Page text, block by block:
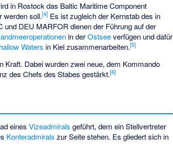
in Rostock das Baltic Maritime Component
werden soll.[4] Es ist zugleich der Kernstab des in
DEU MARFOR dienen der Führung auf der
in derOstseeverfügen und dafür
Waters in Kiel zusammenarbeiten.[5]
Kraft. Dabei wurden zwei neue, dem Kommando
des Chefs des Stabes gestärkt.[6]
einesVizeadmirals geführt, dem ein Stellvertreter
Konteradmirals zur Seite stehen. Es gliedert sich in